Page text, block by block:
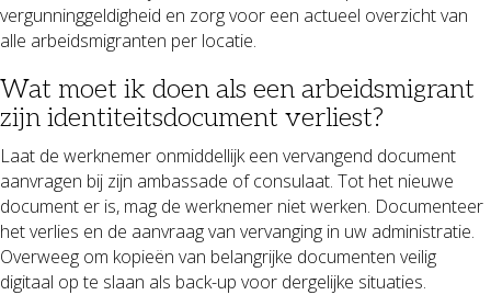
vergunninggeldigheid en zorg voor een actueel overzicht van
alle arbeidsmigranten per locatie.
Wat moet ik doen als een arbeidsmigrant
zijn identiteitsdocument verliest?
Laat de werknemer onmiddellijk een vervangend document
aanvragen bij zijn ambassade of consulaat. Tot het nieuwe
document er is, mag de werknemer niet werken. Documenteer
het verlies en de aanvraag van vervanging in uw administratie.
Overweeg om kopieën van belangrijke documenten veilig
digitaal op te slaan als back-up voor dergelijke situaties.